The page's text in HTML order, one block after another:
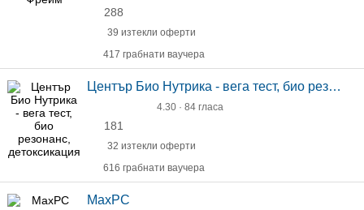
288
39 изтекли оферти
417 грабнати ваучера
Център Био Нутрика - вега тест, био резонанс, детоксикация
4.30 · 84 гласа
181
32 изтекли оферти
616 грабнати ваучера
MaxPC